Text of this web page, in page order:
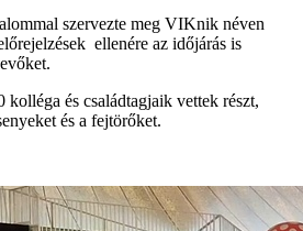
szervezte meg VIKnik néven
ellenére az időjárás is
kolléga és családtagjaik vettek részt,
és a fejtörőket.